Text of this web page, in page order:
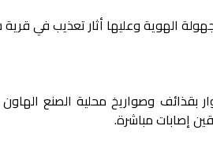
الهوية وعليها أثار تعذيب في
بقذائف وصواريخ محلية الصنع
إصابات مباشرة.